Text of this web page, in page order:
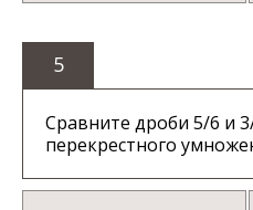
5
Сравните дроби 5/6 и
перекрестного